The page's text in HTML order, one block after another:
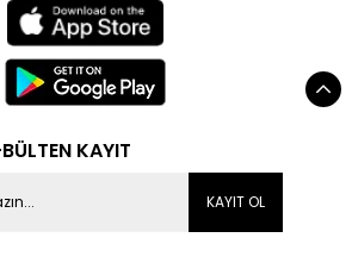
KAYIT
KAYIT OL